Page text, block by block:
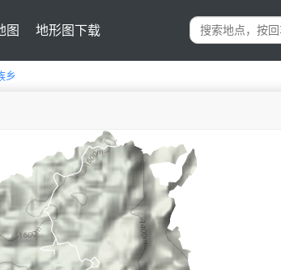
图 地形图下载
乡